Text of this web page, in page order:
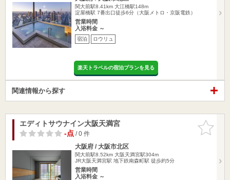
関大前駅8.41km 大江橋駅148m
淀屋橋駅 7番出口徒歩6分（大阪メトロ・京阪電鉄）
営業時間
入浴料金 ～
宿泊 ロウリュ
楽天トラベルの宿泊プランを見る
関連情報から探す
お気に入
りに追加
エディトサウナイン大阪天満宮
-点/ 0 件
大阪府 / 大阪市北区
関大前駅8.52km 大阪天満宮駅304m
JR大阪天満宮駅 地下鉄南森町駅 徒歩約5分
営業時間
入浴料金 ～